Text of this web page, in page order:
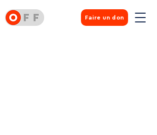
Faire un don